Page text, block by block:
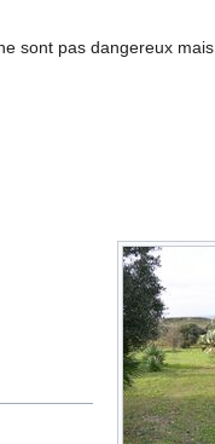
sont pas dangereux